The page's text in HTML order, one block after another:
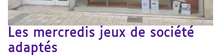
Les mercredis jeux de société
adaptés